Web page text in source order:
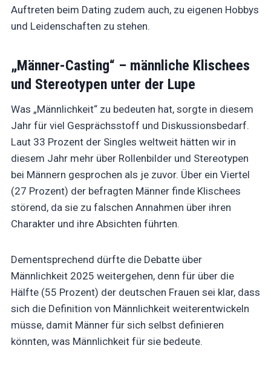
Auftreten beim Dating zudem auch, zu eigenen Hobbys
und Leidenschaften zu stehen.
„Männer-Casting“ – männliche Klischees
und Stereotypen unter der Lupe
Was „Männlichkeit“ zu bedeuten hat, sorgte in diesem
Jahr für viel Gesprächsstoff und Diskussionsbedarf.
Laut 33 Prozent der Singles weltweit hätten wir in
diesem Jahr mehr über Rollenbilder und Stereotypen
bei Männern gesprochen als je zuvor. Über ein Viertel
(27 Prozent) der befragten Männer finde Klischees
störend, da sie zu falschen Annahmen über ihren
Charakter und ihre Absichten führten.
Dementsprechend dürfte die Debatte über
Männlichkeit 2025 weitergehen, denn für über die
Hälfte (55 Prozent) der deutschen Frauen sei klar, dass
sich die Definition von Männlichkeit weiterentwickeln
müsse, damit Männer für sich selbst definieren
könnten, was Männlichkeit für sie bedeute.